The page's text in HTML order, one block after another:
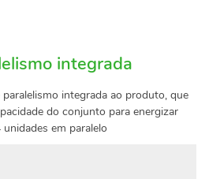
integrada
paralelismo integrada ao produto, que
do conjunto para energizar
em paralelo